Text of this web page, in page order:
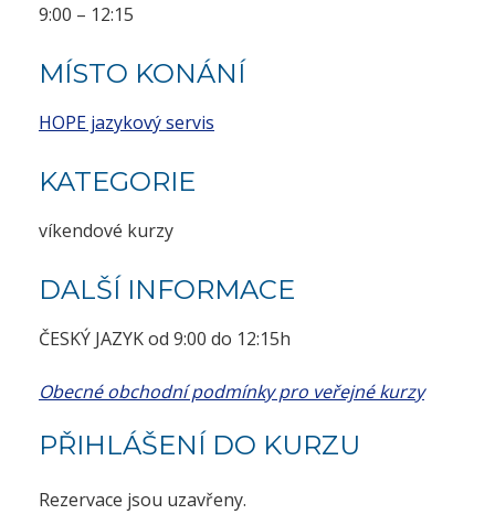
9:00 – 12:15
MÍSTO KONÁNÍ
HOPE jazykový servis
KATEGORIE
víkendové kurzy
DALŠÍ INFORMACE
ČESKÝ JAZYK od 9:00 do 12:15h
Obecné obchodní podmínky pro veřejné kurzy
PŘIHLÁŠENÍ DO KURZU
Rezervace jsou uzavřeny.